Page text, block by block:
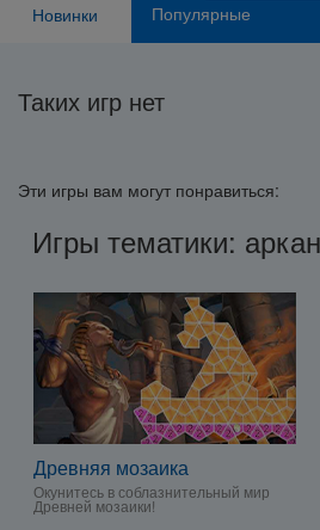
Новинки Популярные
Таких игр нет
Эти игры вам могут понравиться:
Игры тематики:
Древняя мозаика
Окунитесь в соблазнительный мир
Древней мозаики!